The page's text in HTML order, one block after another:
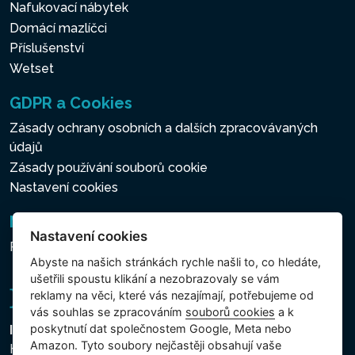
Nafukovací nábytek
Domácí mazlíčci
Příslušenství
Wetset
GDPR a Cookies
Zásady ochrany osobních a dalších zpracovávaných
údajů
Zásady používání souborů cookie
Nastavení cookies
Newsletter
Přihlášení k odběru novinek
Intex Trading, s.r.o.
Hradecká 2526/3
Nastavení cookies
Abyste na našich stránkách rychle našli to, co hledáte,
ušetřili spoustu klikání a nezobrazovaly se vám
reklamy na věci, které vás nezajímají, potřebujeme od
vás souhlas se zpracováním souborů cookies a k
poskytnutí dat společnostem Google, Meta nebo
Amazon. Tyto soubory nejčastěji obsahují vaše